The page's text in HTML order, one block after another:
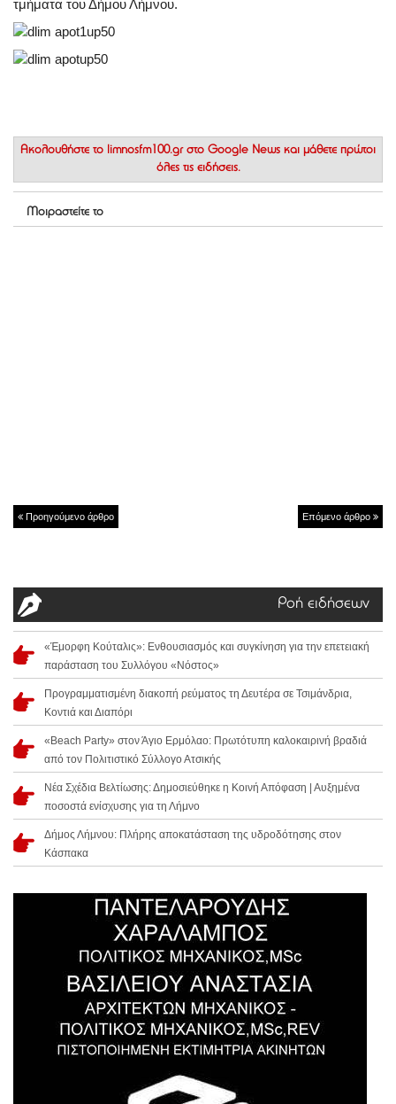
τμήματα του Δήμου Λήμνου.
Ακολουθήστε το limnosfm100.gr στο Google News και μάθετε πρώτοι
όλες τις ειδήσεις.
Μοιραστείτε το
Προηγούμενο άρθρο Επόμενο άρθρο
Ροή ειδήσεων
«Έμορφη Κούταλις»: Ενθουσιασμός και συγκίνηση για την επετειακή
παράσταση του Συλλόγου «Νόστος»
Προγραμματισμένη διακοπή ρεύματος τη Δευτέρα σε Τσιμάνδρια,
Κοντιά και Διαπόρι
«Beach Party» στον Άγιο Ερμόλαο: Πρωτότυπη καλοκαιρινή βραδιά
από τον Πολιτιστικό Σύλλογο Ατσικής
Νέα Σχέδια Βελτίωσης: Δημοσιεύθηκε η Κοινή Απόφαση | Αυξημένα
ποσοστά ενίσχυσης για τη Λήμνο
Δήμος Λήμνου: Πλήρης αποκατάσταση της υδροδότησης στον
Κάσπακα